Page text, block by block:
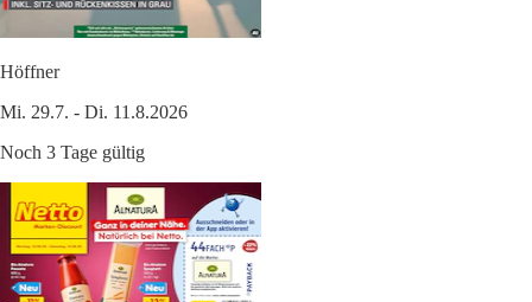
Höffner
Mi. 29.7. - Di. 11.8.2026
Noch 3 Tage gültig